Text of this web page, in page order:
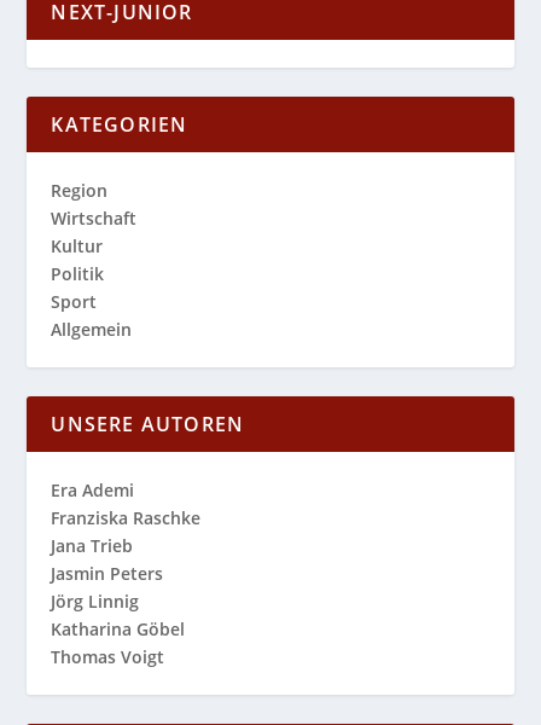
NEXT-JUNIOR
KATEGORIEN
Region
Wirtschaft
Kultur
Politik
Sport
Allgemein
UNSERE AUTOREN
Era Ademi
Franziska Raschke
Jana Trieb
Jasmin Peters
Jörg Linnig
Katharina Göbel
Thomas Voigt